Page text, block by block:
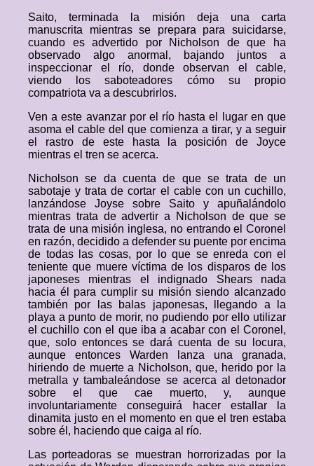
Saito, terminada la misión deja una carta
manuscrita mientras se prepara para suicidarse,
cuando es advertido por Nicholson de que ha
observado algo anormal, bajando juntos a
inspeccionar el río, donde observan el cable,
viendo los saboteadores cómo su propio
compatriota va a descubrirlos.
Ven a este avanzar por el río hasta el lugar en que
asoma el cable del que comienza a tirar, y a seguir
el rastro de este hasta la posición de Joyce
mientras el tren se acerca.
Nicholson se da cuenta de que se trata de un
sabotaje y trata de cortar el cable con un cuchillo,
lanzándose Joyse sobre Saito y apuñalándolo
mientras trata de advertir a Nicholson de que se
trata de una misión inglesa, no entrando el Coronel
en razón, decidido a defender su puente por encima
de todas las cosas, por lo que se enreda con el
teniente que muere víctima de los disparos de los
japoneses mientras el indignado Shears nada
hacia él para cumplir su misión siendo alcanzado
también por las balas japonesas, llegando a la
playa a punto de morir, no pudiendo por ello utilizar
el cuchillo con el que iba a acabar con el Coronel,
que, solo entonces se dará cuenta de su locura,
aunque entonces Warden lanza una granada,
hiriendo de muerte a Nicholson, que, herido por la
metralla y tambaleándose se acerca al detonador
sobre el que cae muerto, y, aunque
involuntariamente conseguirá hacer estallar la
dinamita justo en el momento en que el tren estaba
sobre él, haciendo que caiga al río.
Las porteadoras se muestran horrorizadas por la